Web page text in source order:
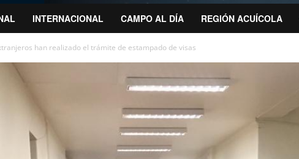
INTERNACIONAL CAMPO AL DÍA REGIÓN ACUÍCOLA
han realizado el trámite de estampado de visas